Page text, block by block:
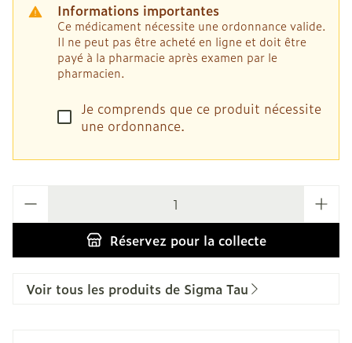
Informations importantes
Ce médicament nécessite une ordonnance valide.
Il ne peut pas être acheté en ligne et doit être
payé à la pharmacie après examen par le
pharmacien.
Je comprends que ce produit nécessite
une ordonnance.
Réservezpour la collecte
Voir tous les produits de Sigma Tau